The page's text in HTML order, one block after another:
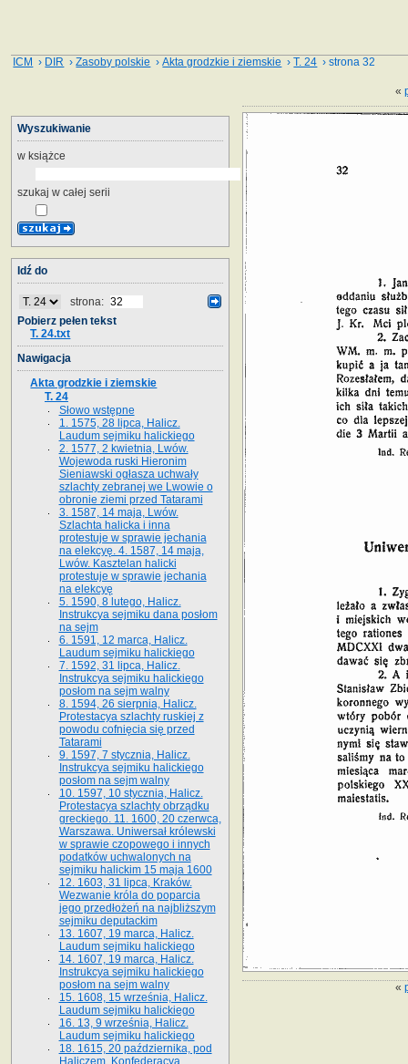
ICM › DIR ›Zasoby polskie ›Akta grodzkie i ziemskie ›T. 24 › strona 32
«
«
Wyszukiwanie
w książce
szukaj w całej serii
Idź do
strona:
Pobierz pełen tekst
T. 24.txt
Nawigacja
Akta grodzkie i ziemskie
T. 24
Słowo wstępne
1. 1575, 28 lipca, Halicz.
Laudum sejmiku halickiego
2. 1577, 2 kwietnia, Lwów.
Wojewoda ruski Hieronim
Sieniawski ogłasza uchwały
szlachty zebranej we Lwowie o
obronie ziemi przed Tatarami
3. 1587, 14 maja, Lwów.
Szlachta halicka i inna
protestuje w sprawie jechania
na elekcyę. 4. 1587, 14 maja,
Lwów. Kasztelan halicki
protestuje w sprawie jechania
na elekcyę
5. 1590, 8 lutego, Halicz.
Instrukcya sejmiku dana posłom
na sejm
6. 1591, 12 marca, Halicz.
Laudum sejmiku halickiego
7. 1592, 31 lipca, Halicz.
Instrukcya sejmiku halickiego
posłom na sejm walny
8. 1594, 26 sierpnia, Halicz.
Protestacya szlachty ruskiej z
powodu cofnięcia się przed
Tatarami
9. 1597, 7 stycznia, Halicz.
Instrukcya sejmiku halickiego
posłom na sejm walny
10. 1597, 10 stycznia, Halicz.
Protestacya szlachty obrządku
greckiego. 11. 1600, 20 czerwca,
Warszawa. Uniwersał królewski
w sprawie czopowego i innych
podatków uchwalonych na
sejmiku halickim 15 maja 1600
12. 1603, 31 lipca, Kraków.
Wezwanie króla do poparcia
jego przedłożeń na najbliższym
sejmiku deputackim
13. 1607, 19 marca, Halicz.
Laudum sejmiku halickiego
14. 1607, 19 marca, Halicz.
Instrukcya sejmiku halickiego
posłom na sejm walny
15. 1608, 15 września, Halicz.
Laudum sejmiku halickiego
16. 13, 9 września, Halicz.
Laudum sejmiku halickiego
18. 1615, 20 października, pod
Haliczem. Konfederacya